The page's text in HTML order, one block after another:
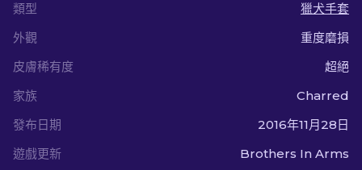
類型
獵犬手套
外觀
重度磨損
皮膚稀有度
超絕
家族
Charred
發布日期
2016年11月28日
遊戲更新
Brothers In Arms